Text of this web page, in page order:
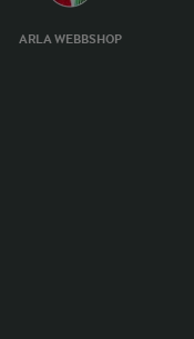
ARLA WEBBSHOP